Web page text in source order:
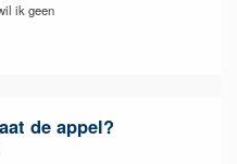
ik geen
de appel?